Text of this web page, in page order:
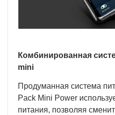
Комбинированная
mini
Продуманная система
Pack Mini Power
питания, позволяя